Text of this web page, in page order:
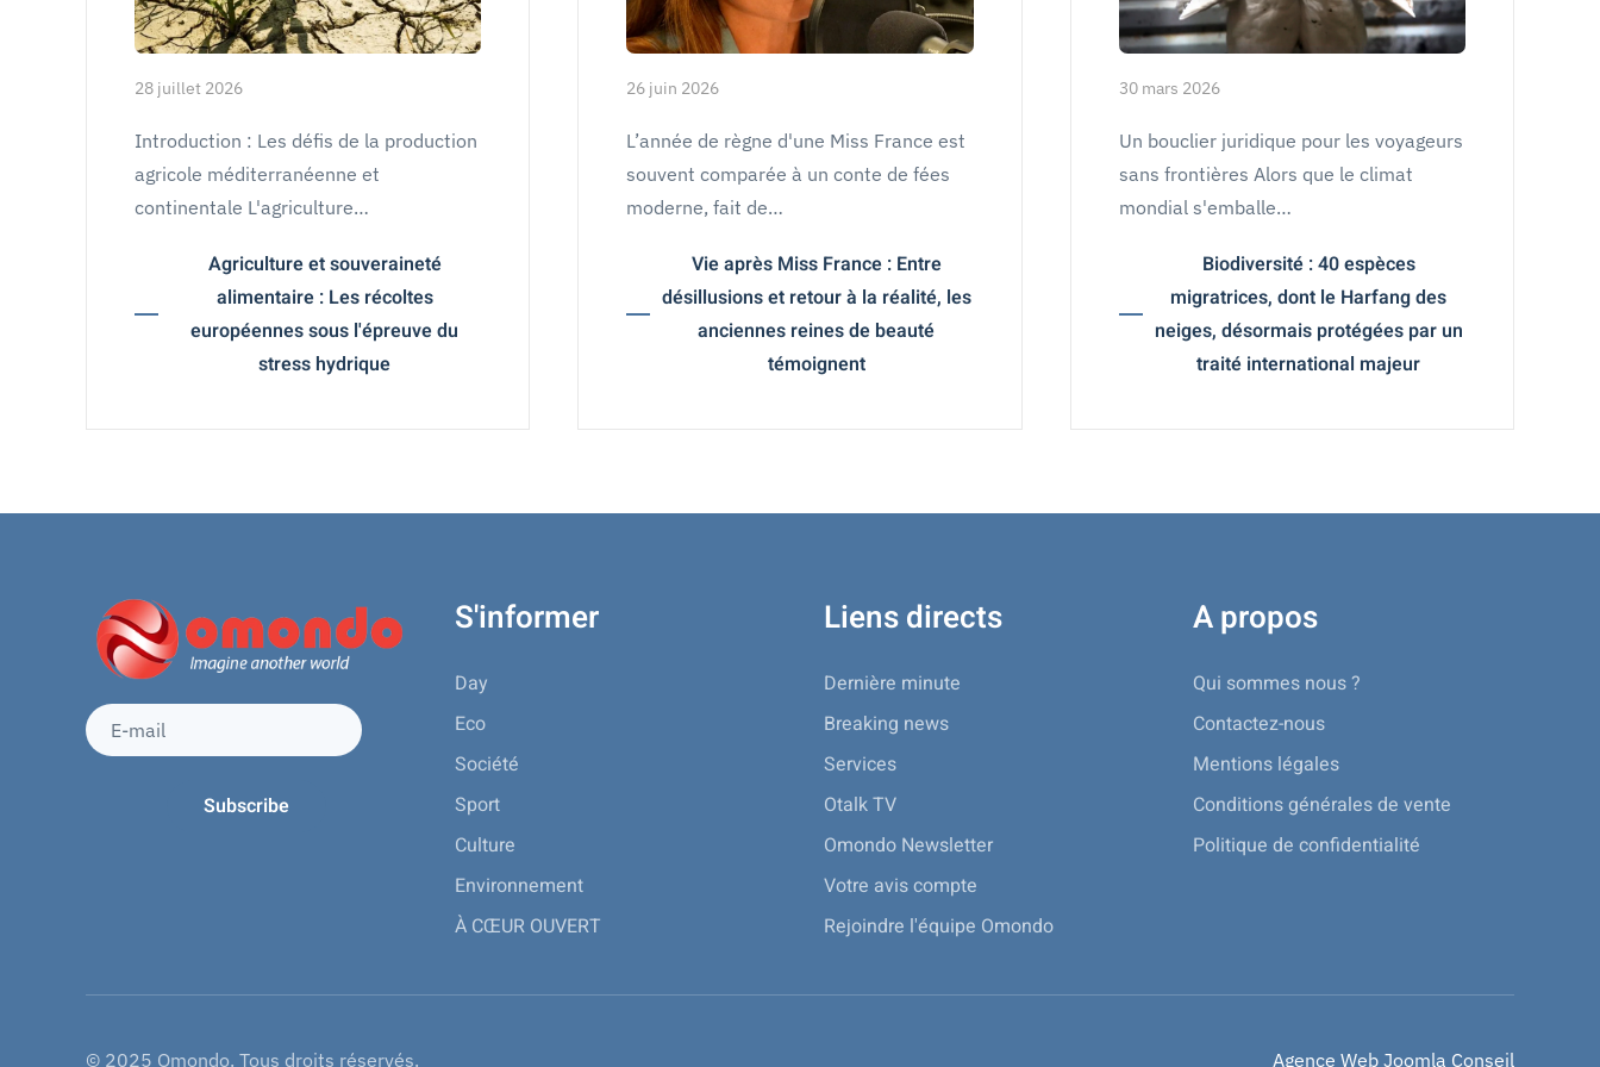
28 juillet 2026
Introduction : Les défis de la production
agricole méditerranéenne et
continentale L'agriculture…
Agriculture et souveraineté
alimentaire : Les récoltes
européennes sous l'épreuve du
stress hydrique
26 juin 2026
L’année de règne d'une Miss France est
souvent comparée à un conte de fées
moderne, fait de…
Vie après Miss France : Entre
désillusions et retour à la réalité, les
anciennes reines de beauté
témoignent
30 mars 2026
Un bouclier juridique pour les voyageurs
sans frontières Alors que le climat
mondial s'emballe…
Biodiversité : 40 espèces
migratrices, dont le Harfang des
neiges, désormais protégées par un
traité international majeur
S'informer
Day
Eco
Société
Sport
Culture
Environnement
À CŒUR OUVERT
Liens directs
Dernière minute
Breaking news
Services
Otalk TV
Omondo Newsletter
Votre avis compte
Rejoindre l'équipe Omondo
A propos
Qui sommes nous ?
Contactez-nous
Mentions légales
Conditions générales de vente
Politique de confidentialité
© 2025 Omondo. Tous droits réservés. Agence Web Joomla Conseil